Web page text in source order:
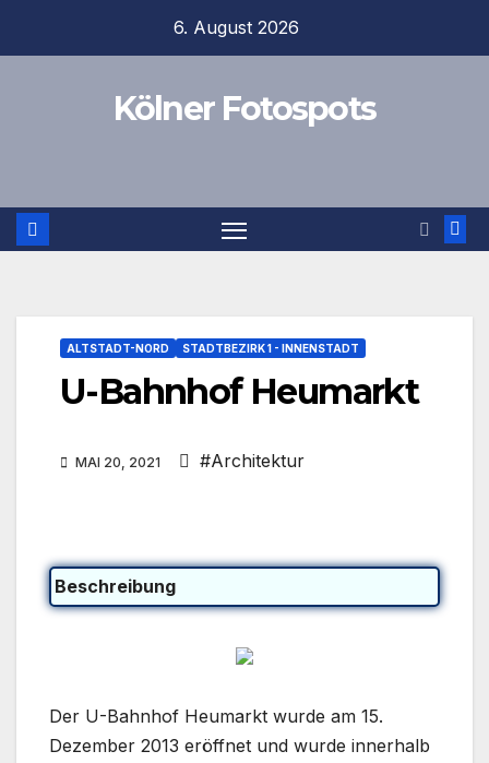
6. August 2026
Kölner Fotospots
ALTSTADT-NORD STADTBEZIRK 1 - INNENSTADT
U-Bahnhof Heumarkt
MAI 20, 2021 #Architektur
Beschreibung
Der U-Bahnhof Heumarkt wurde am 15.
Dezember 2013 eröffnet und wurde innerhalb